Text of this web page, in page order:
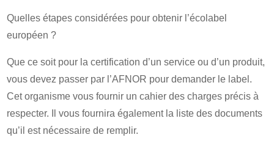
Quelles étapes considérées pour obtenir l’écolabel
européen ?
Que ce soit pour la certification d’un service ou d’un produit,
vous devez passer par l’AFNOR pour demander le label.
Cet organisme vous fournir un cahier des charges précis à
respecter. Il vous fournira également la liste des documents
qu’il est nécessaire de remplir.